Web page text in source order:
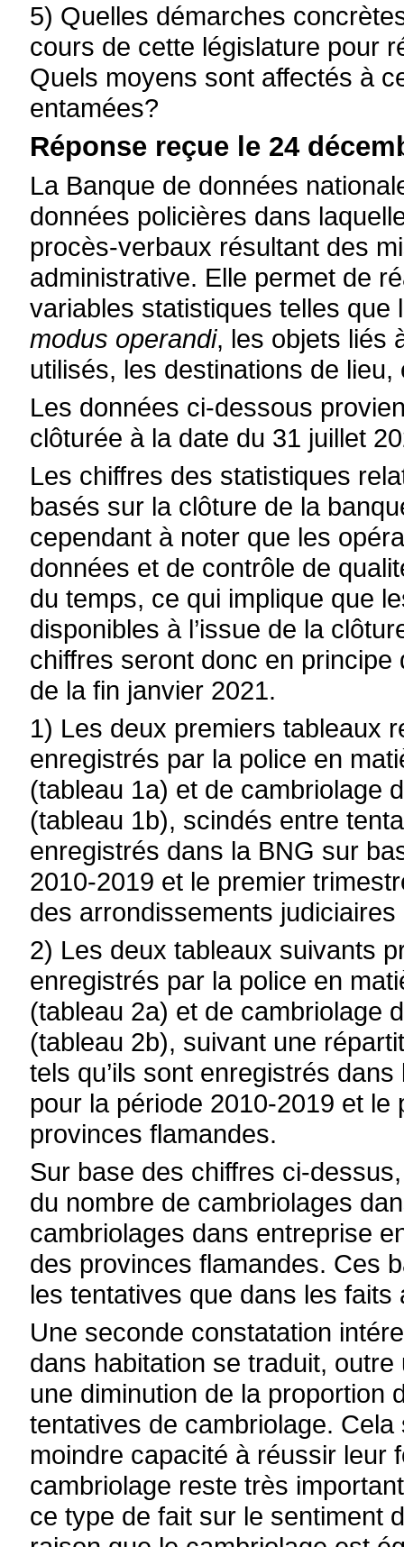
5) Quelles démarches
cours de cette législature pour
Quels moyens sont affectés à
entamées?
Réponse reçue le 24
La Banque de données
données policières dans
procès-verbaux résultant des
administrative. Elle permet de
variables statistiques telles
modus operandi, les objets liés
utilisés, les destinations de lieu,
Les données ci-dessous
clôturée à la date du 31 juillet
Les chiffres des statistiques
basés sur la clôture de la
cependant à noter que les
données et de contrôle de
du temps, ce qui implique que
disponibles à l’issue de la
chiffres seront donc en
de la fin janvier 2021.
1) Les deux premiers tableaux
enregistrés par la police en
(tableau 1a) et de cambriolage
(tableau 1b), scindés entre
enregistrés dans la BNG sur
2010-2019 et le premier
des arrondissements
2) Les deux tableaux suivants
enregistrés par la police en
(tableau 2a) et de cambriolage
(tableau 2b), suivant une
tels qu’ils sont enregistrés
pour la période 2010-2019 et
provinces flamandes.
Sur base des chiffres ci-
du nombre de cambriolages
cambriolages dans entreprise
des provinces flamandes. Ces
les tentatives que dans les faits
Une seconde constatation
dans habitation se traduit,
une diminution de la proportion
tentatives de cambriolage.
moindre capacité à réussir leur
cambriolage reste très
ce type de fait sur le sentiment